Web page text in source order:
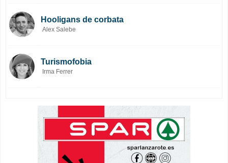
Hooligans de corbata
Alex Salebe
Turismofobia
Irma Ferrer